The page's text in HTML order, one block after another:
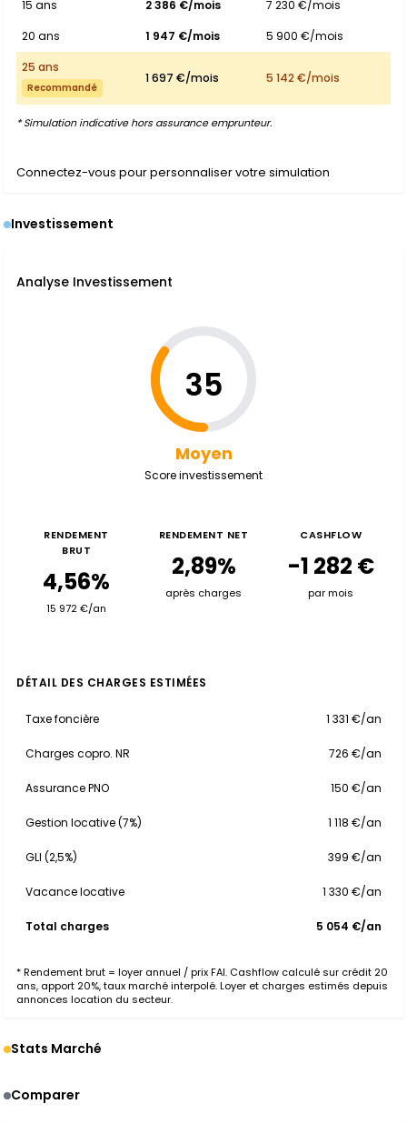
15 ans 2 386 €/mois
7 230 €/mois
20 ans
1 947 €/mois
5 900 €/mois
25 ans
Recommandé
1 697 €/mois 5 142 €/mois
* Simulation indicative hors assurance emprunteur.
Connectez-vous pour personnaliser votre simulation
Investissement
Analyse Investissement
35
Moyen
Score investissement
RENDEMENT
BRUT
4,56%
15 972 €/an
RENDEMENT NET
2,89%
après charges
CASHFLOW
-1 282 €
par mois
DÉTAIL DES CHARGES ESTIMÉES
Taxe foncière 1 331 €/an
Charges copro. NR 726 €/an
Assurance PNO 150 €/an
Gestion locative (7%) 1 118 €/an
GLI (2,5%) 399 €/an
Vacance locative 1 330 €/an
Total charges 5 054 €/an
* Rendement brut = loyer annuel / prix FAI. Cashflow calculé sur crédit 20
ans, apport 20%, taux marché interpolé. Loyer et charges estimés depuis
annonces location du secteur.
Stats Marché
Comparer